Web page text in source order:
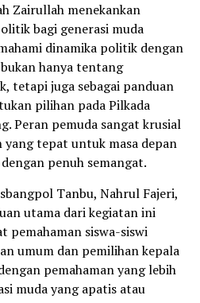
Zairullah menekankan
bagi generasi muda
dinamika politik dengan
hanya tentang
tetapi juga sebagai panduan
pilihan pada Pilkada
Peran pemuda sangat krusial
tepat untuk masa depan
penuh semangat.
Tanbu, Nahrul Fajeri,
utama dari kegiatan ini
pemahaman siswa-siswi
umum dan pemilihan kepala
pemahaman yang lebih
muda yang apatis atau